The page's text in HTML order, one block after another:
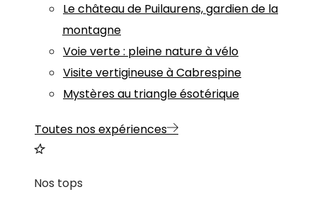
Le château de Puilaurens, gardien de la
montagne
Voie verte : pleine nature à vélo
Visite vertigineuse à Cabrespine
Mystères au triangle ésotérique
Toutes nos expériences
Nos tops